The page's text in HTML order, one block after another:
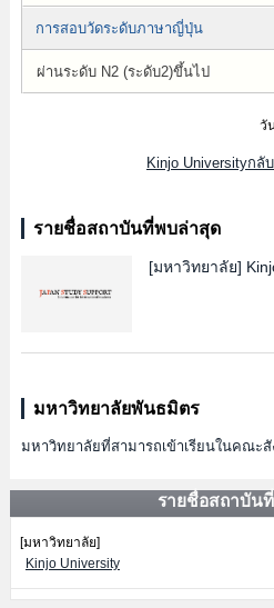
การสอบวัดระดับภาษาญี่ปุ่น
ผ่านระดับ N2 (ระดับ2)ขึ้นไป
วั
Kinjo Universityกลั
รายชื่อสถาบันที่พบล่าสุด
[มหาวิทยาลัย]
มหาวิทยาลัยพันธมิตร
มหาวิทยาลัยที่สามารถเข้าเรียนในคณะ
รายชื่อสถาบัน
[มหาวิทยาลัย]
Kinjo University